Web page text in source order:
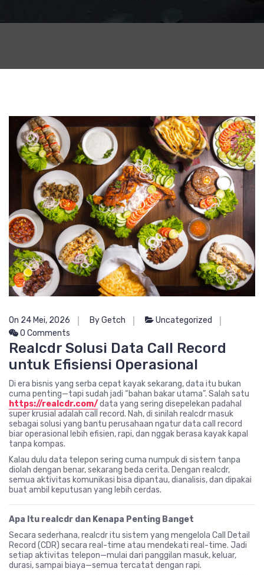
On 24 Mei, 2026 By Getch
Uncategorized
0 Comments
Realcdr Solusi Data Call Record
untuk Efisiensi Operasional
Di era bisnis yang serba cepat kayak sekarang, data itu bukan
cuma penting—tapi sudah jadi “bahan bakar utama”. Salah satu
https://realcdr.com/data yang sering disepelekan padahal
super krusial adalah call record. Nah, di sinilah realcdr masuk
sebagai solusi yang bantu perusahaan ngatur data call record
biar operasional lebih efisien, rapi, dan nggak berasa kayak kapal
tanpa kompas.
Kalau dulu data telepon sering cuma numpuk di sistem tanpa
diolah dengan benar, sekarang beda cerita. Dengan realcdr,
semua aktivitas komunikasi bisa dipantau, dianalisis, dan dipakai
buat ambil keputusan yang lebih cerdas.
Apa Itu realcdr dan Kenapa Penting Banget
Secara sederhana, realcdr itu sistem yang mengelola Call Detail
Record (CDR) secara real-time atau mendekati real-time. Jadi
setiap aktivitas telepon—mulai dari panggilan masuk, keluar,
durasi, sampai biaya—semua tercatat dengan rapi.